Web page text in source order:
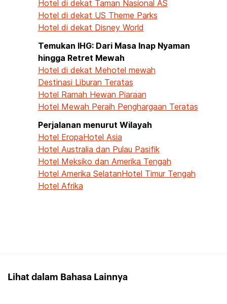
Hotel di dekat Taman Nasional AS
Hotel di dekat US Theme Parks
Hotel di dekat Disney World
Temukan IHG: Dari Masa Inap Nyaman
hingga Retret Mewah
Hotel di dekat Mehotel mewah
Destinasi Liburan Teratas
Hotel Ramah Hewan Piaraan
Hotel Mewah Peraih Penghargaan Teratas
Perjalanan menurut Wilayah
Hotel EropaHotel Asia
Hotel Australia dan Pulau Pasifik
Hotel Meksiko dan Amerika Tengah
Hotel Amerika SelatanHotel Timur Tengah
Hotel Afrika
Lihat dalam Bahasa Lainnya